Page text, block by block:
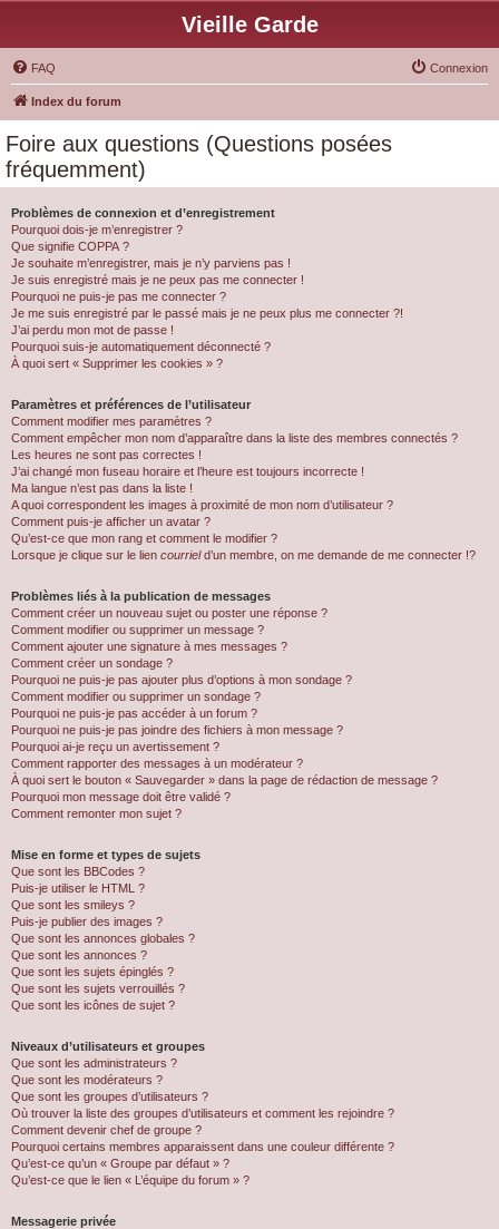
Vieille Garde
FAQ Connexion
Index du forum
Foire aux questions (Questions posées
fréquemment)
Problèmes de connexion et d’enregistrement
Pourquoi dois-je m’enregistrer ?
Que signifie COPPA ?
Je souhaite m’enregistrer, mais je n’y parviens pas !
Je suis enregistré mais je ne peux pas me connecter !
Pourquoi ne puis-je pas me connecter ?
Je me suis enregistré par le passé mais je ne peux plus me connecter ?!
J’ai perdu mon mot de passe !
Pourquoi suis-je automatiquement déconnecté ?
À quoi sert « Supprimer les cookies » ?
Paramètres et préférences de l’utilisateur
Comment modifier mes paramètres ?
Comment empêcher mon nom d’apparaître dans la liste des membres connectés ?
Les heures ne sont pas correctes !
J’ai changé mon fuseau horaire et l’heure est toujours incorrecte !
Ma langue n’est pas dans la liste !
A quoi correspondent les images à proximité de mon nom d’utilisateur ?
Comment puis-je afficher un avatar ?
Qu’est-ce que mon rang et comment le modifier ?
Lorsque je clique sur le lien courrield’un membre, on me demande de me connecter !?
Problèmes liés à la publication de messages
Comment créer un nouveau sujet ou poster une réponse ?
Comment modifier ou supprimer un message ?
Comment ajouter une signature à mes messages ?
Comment créer un sondage ?
Pourquoi ne puis-je pas ajouter plus d’options à mon sondage ?
Comment modifier ou supprimer un sondage ?
Pourquoi ne puis-je pas accéder à un forum ?
Pourquoi ne puis-je pas joindre des fichiers à mon message ?
Pourquoi ai-je reçu un avertissement ?
Comment rapporter des messages à un modérateur ?
À quoi sert le bouton « Sauvegarder » dans la page de rédaction de message ?
Pourquoi mon message doit être validé ?
Comment remonter mon sujet ?
Mise en forme et types de sujets
Que sont les BBCodes ?
Puis-je utiliser le HTML ?
Que sont les smileys ?
Puis-je publier des images ?
Que sont les annonces globales ?
Que sont les annonces ?
Que sont les sujets épinglés ?
Que sont les sujets verrouillés ?
Que sont les icônes de sujet ?
Niveaux d’utilisateurs et groupes
Que sont les administrateurs ?
Que sont les modérateurs ?
Que sont les groupes d’utilisateurs ?
Où trouver la liste des groupes d’utilisateurs et comment les rejoindre ?
Comment devenir chef de groupe ?
Pourquoi certains membres apparaissent dans une couleur différente ?
Qu’est-ce qu’un « Groupe par défaut » ?
Qu’est-ce que le lien « L’équipe du forum » ?
Messagerie privée